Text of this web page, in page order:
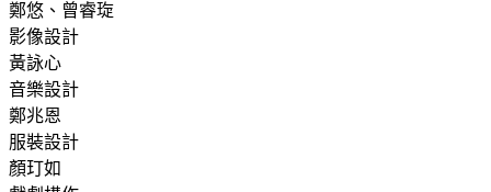
鄭悠、曾睿琁
影像設計
黃詠心
音樂設計
鄭兆恩
服裝設計
顏玎如